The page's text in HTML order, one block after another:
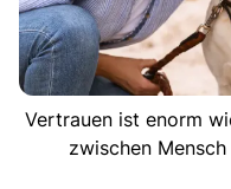
Vertrauen ist enorm
zwischen